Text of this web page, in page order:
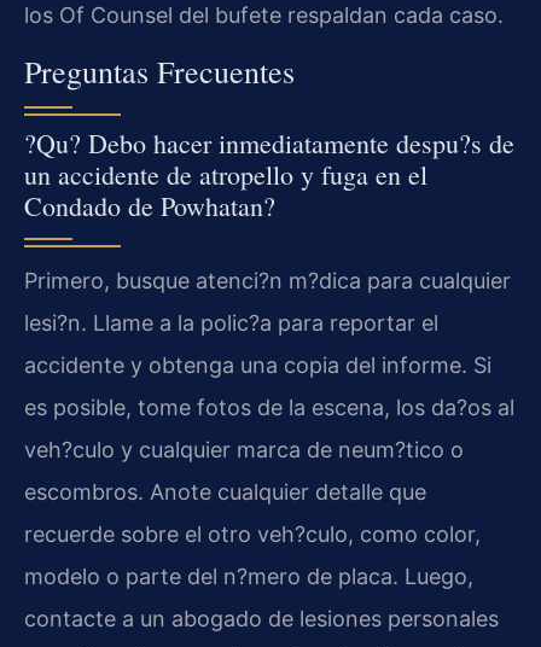
los Of Counsel del bufete respaldan cada caso.
Preguntas Frecuentes
?Qu? Debo hacer inmediatamente despu?s de
un accidente de atropello y fuga en el
Condado de Powhatan?
Primero, busque atenci?n m?dica para cualquier
lesi?n. Llame a la polic?a para reportar el
accidente y obtenga una copia del informe. Si
es posible, tome fotos de la escena, los da?os al
veh?culo y cualquier marca de neum?tico o
escombros. Anote cualquier detalle que
recuerde sobre el otro veh?culo, como color,
modelo o parte del n?mero de placa. Luego,
contacte a un abogado de lesiones personales